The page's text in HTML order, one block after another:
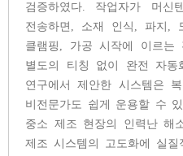
검증하였다. 작업자가 머
전송하면, 소재 인식, 파지,
클램핑, 가공 시작에 이르는
별도의 티칭 없이 완전 자동
연구에서 제안한 시스템은
비전문가도 쉽게 운용할 수
중소 제조 현장의 인력난 해
제조 시스템의 고도화에 실